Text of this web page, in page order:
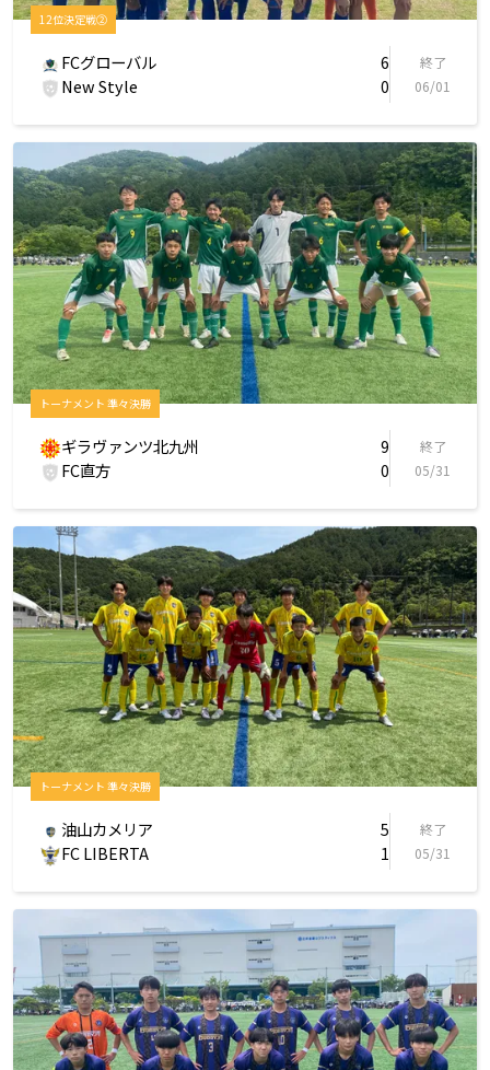
12位決定戦②
FCグローバル 6
New Style 0
終了
06/01
トーナメント 準々決勝
ギラヴァンツ北九州 9
FC直方 0
終了
05/31
トーナメント 準々決勝
油山カメリア 5
FC LIBERTA 1
終了
05/31